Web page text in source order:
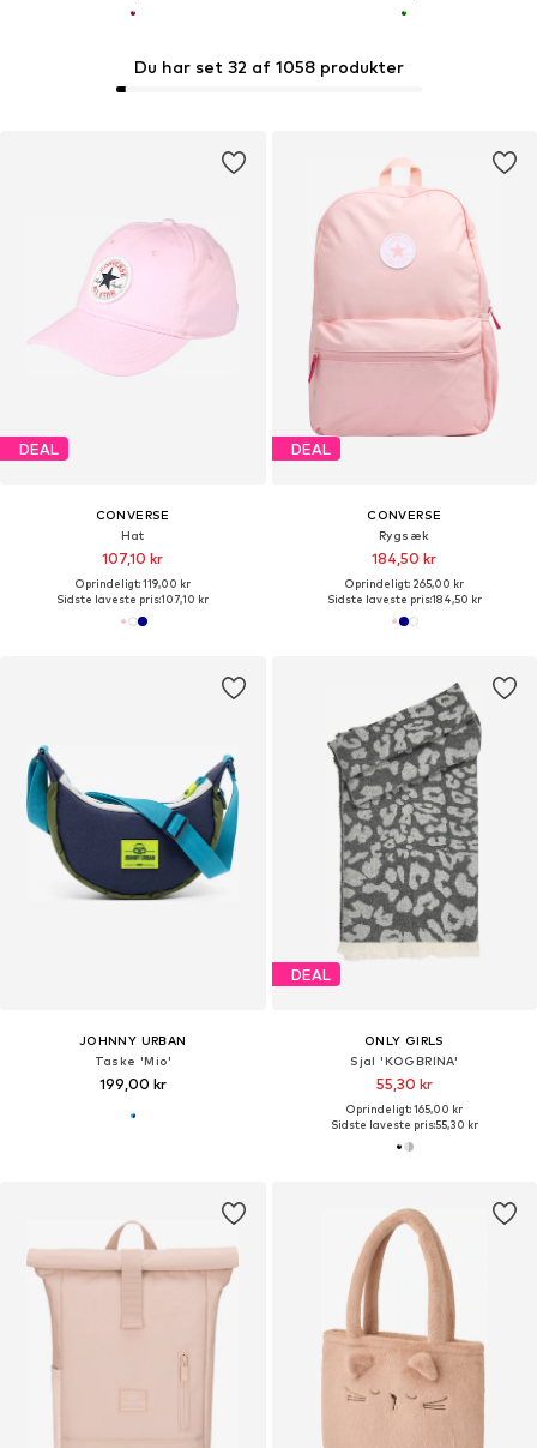
Du har set 32 af 1058 produkter
DEAL
CONVERSE
Hat
107,10 kr
Oprindeligt: 119,00 kr
Sidste laveste pris:107,10 kr
DEAL
CONVERSE
Rygsæk
184,50 kr
Oprindeligt: 265,00 kr
Sidste laveste pris:184,50 kr
JOHNNY URBAN
Taske 'Mio'
199,00 kr
DEAL
ONLY GIRLS
Sjal 'KOGBRINA'
55,30 kr
Oprindeligt: 165,00 kr
Sidste laveste pris:55,30 kr